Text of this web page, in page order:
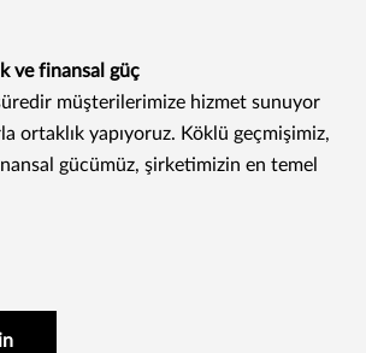
ve finansal güç
müşterilerimize hizmet sunuyor
ortaklık yapıyoruz. Köklü geçmişimiz,
gücümüz, şirketimizin en temel